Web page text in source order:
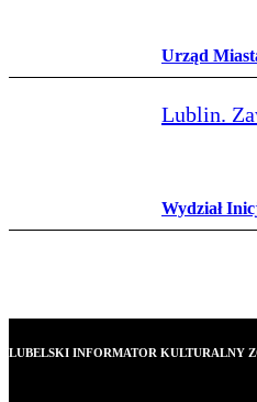
Urząd
Lublin.
Wydział
LUBELSKI INFORMATOR KULTURALNY